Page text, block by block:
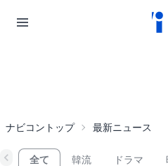
ナビコントップ 最新ニュース
全て 韓流 ドラマ